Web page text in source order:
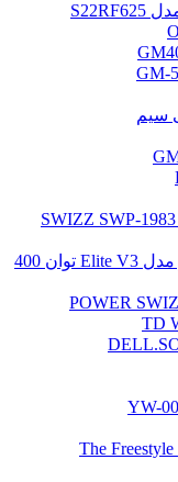
محافظ برق 6 خانه سوییز مدل SWIZZ SWP-1983
منبع تغذیه کامپیوتر کولر مستر مدل Elite V3 توان 400